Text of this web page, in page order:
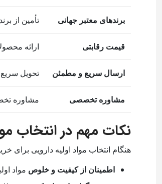
برندهای معتبر جهانی تأمین از
قیمت رقابتی ارائه
ارسال سریع و مطمئن تحویل
مشاوره تخصصی مشاوره
نکات مهم در انتخاب
هنگام انتخاب مواد اولیه دارویی برای
اطمینان از کیفیت و خلوص مواد